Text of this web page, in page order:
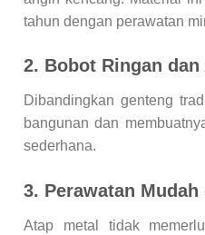
tahun dengan perawatan
2. Bobot Ringan
Dibandingkan genteng
bangunan dan
sederhana.
3. Perawatan
Atap metal tidak